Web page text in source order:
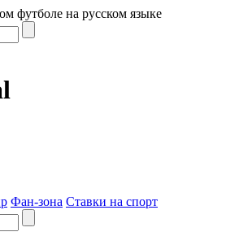
футболе на русском языке
Фан-зона Ставки на спорт